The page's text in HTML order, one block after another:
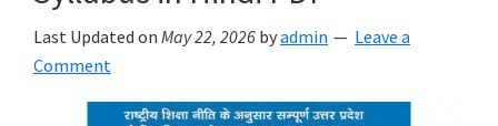
Last Updated on May 22, 2026 byadmin
Leave a
Comment